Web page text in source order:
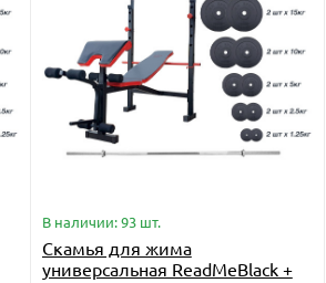
В наличии: 93 шт.
Скамья для жима
универсальная ReadMeBlack +